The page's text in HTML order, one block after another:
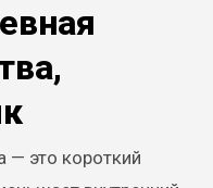
— это короткий